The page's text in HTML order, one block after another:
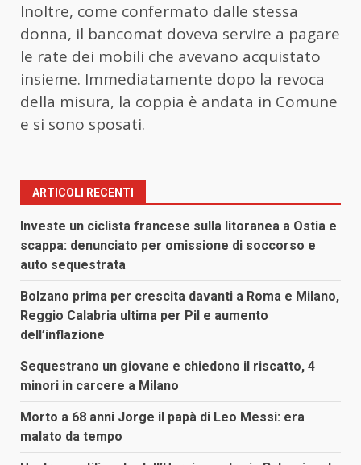
Inoltre, come confermato dalle stessa
donna, il bancomat doveva servire a pagare
le rate dei mobili che avevano acquistato
insieme. Immediatamente dopo la revoca
della misura, la coppia è andata in Comune
e si sono sposati.
ARTICOLI RECENTI
Investe un ciclista francese sulla litoranea a Ostia e
scappa: denunciato per omissione di soccorso e
auto sequestrata
Bolzano prima per crescita davanti a Roma e Milano,
Reggio Calabria ultima per Pil e aumento
dell’inflazione
Sequestrano un giovane e chiedono il riscatto, 4
minori in carcere a Milano
Morto a 68 anni Jorge il papà di Leo Messi: era
malato da tempo